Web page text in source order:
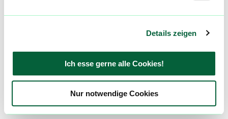
Details zeigen
Ich esse gerne alle Cookies!
Nur notwendige Cookies
neuen Blüten in den Cannabis Apotheken
kommen und wer gerade die günstigsten
immer auf dem Laufenden!
Newsletter abonnieren